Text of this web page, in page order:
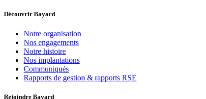
Découvrir Bayard
Notre organisation
Nos engagements
Notre histoire
Nos implantations
Communiqués
Rapports de gestion & rapports RSE
Rejoindre Bayard